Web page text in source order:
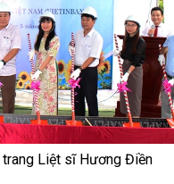
Liệt sĩ Hương Điền